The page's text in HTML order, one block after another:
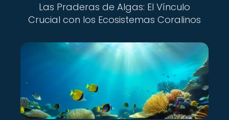
Las Praderas de Algas: El Vínculo
Crucial con los Ecosistemas Coralinos